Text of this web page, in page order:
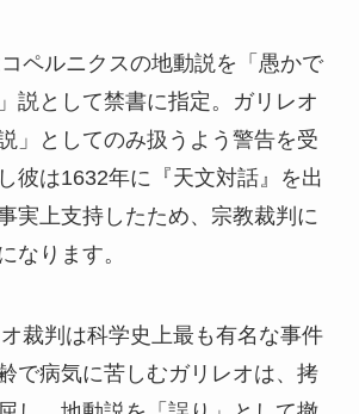
ペルニクスの地動説を「愚かで
説として禁書に指定。ガリレオ
」としてのみ扱うよう警告を受
彼は1632年に『天文対話』を出
実上支持したため、宗教裁判に
なります。
裁判は科学史上最も有名な事件
で病気に苦しむガリレオは、拷